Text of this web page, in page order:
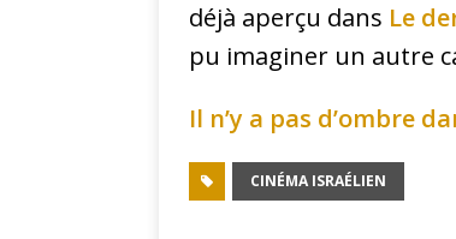
déjà aperçu dans Le
pu imaginer un autre
Il n’y a pas d’ombre
CINÉMA ISRAÉLIEN